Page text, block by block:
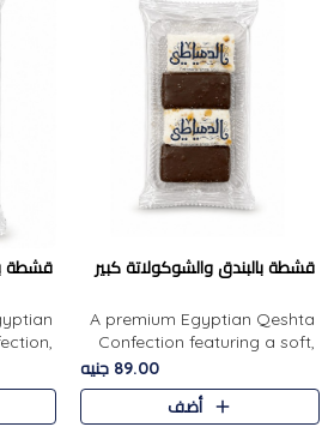
قشطة بالبندق والشوكولاتة كبير
A premium Egyptian Qeshta
Confection featuring a soft,
creamy texture paired with a
rich layer of premium
chocolate and the distinctive
89.00 جنيه
أضف
قشطة